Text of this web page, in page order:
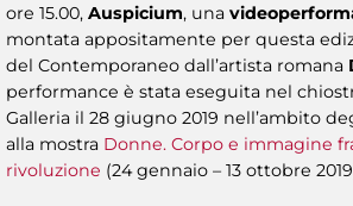
ore 15.00, Auspicium, una
montata appositamente per questa
del Contemporaneo dall’artista romana
performance è stata eseguita nel
Galleria il 28 giugno 2019 nell’ambito
alla mostra Donne. Corpo e immagine
rivoluzione (24 gennaio – 13 ottobre